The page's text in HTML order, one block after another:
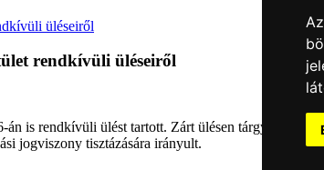
rendkívüli üléseiről
is rendkívüli ülést tartott. Zárt ülésen tárgyalta a
jogviszony tisztázására irányult.